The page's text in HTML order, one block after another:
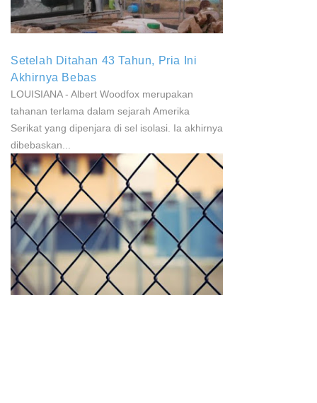
Setelah Ditahan 43 Tahun, Pria Ini
Akhirnya Bebas
LOUISIANA - Albert Woodfox merupakan
tahanan terlama dalam sejarah Amerika
Serikat yang dipenjara di sel isolasi. Ia akhirnya
dibebaskan...